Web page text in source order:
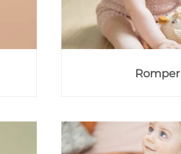
Romper